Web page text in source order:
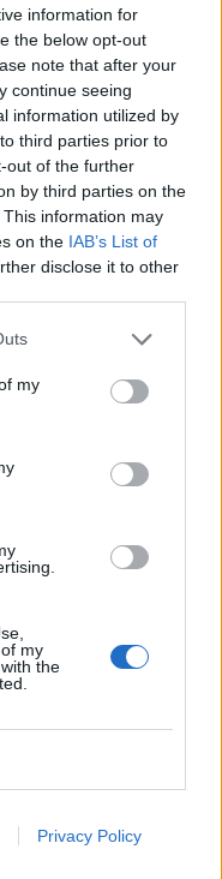
information for
the below opt-out
note that after your
continue seeing
information utilized by
third parties prior to
out of the further
by third parties on the
This information may
on the IAB’s List of
disclose it to other
my
my
the
Privacy Policy